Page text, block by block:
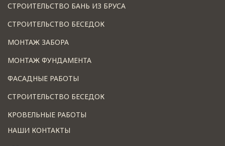
СТРОИТЕЛЬСТВО БАНЬ ИЗ БРУСА
СТРОИТЕЛЬСТВО БЕСЕДОК
МОНТАЖ ЗАБОРА
МОНТАЖ ФУНДАМЕНТА
ФАСАДНЫЕ РАБОТЫ
СТРОИТЕЛЬСТВО БЕСЕДОК
КРОВЕЛЬНЫЕ РАБОТЫ
НАШИ КОНТАКТЫ